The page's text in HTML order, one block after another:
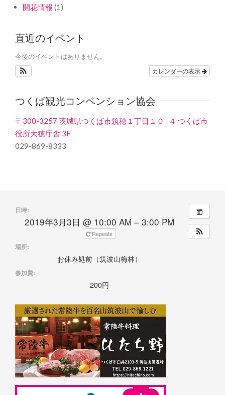
開花情報 (1)
直近のイベント
今後のイベントはありません。
カレンダーの表示
つくば観光コンベンション協会
〒300-3257 茨城県つくば市筑穂１丁目１０−４ つくば市
役所大穂庁舎 3F
029-869-8333
日時:
2019年3月3日 @ 10:00 AM – 3:00 PM
Repeats
場所:
お休み処前（筑波山梅林）
参加費:
200円